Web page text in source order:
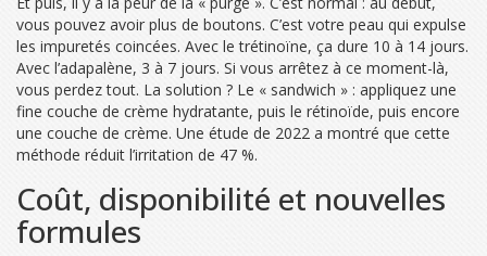
vous pouvez avoir plus de boutons. C’est votre peau qui expulse
les impuretés coincées. Avec le trétinoïne, ça dure 10 à 14 jours.
Avec l’adapalène, 3 à 7 jours. Si vous arrêtez à ce moment-là,
vous perdez tout. La solution ? Le « sandwich » : appliquez une
fine couche de crème hydratante, puis le rétinoïde, puis encore
une couche de crème. Une étude de 2022 a montré que cette
méthode réduit l’irritation de 47 %.
Coût, disponibilité et nouvelles
formules